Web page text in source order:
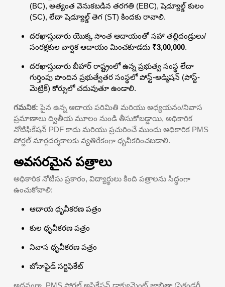
(BC), అత్యంత వెనుకబడిన తరగతి (EBC), షెడ్యూల్డ్ కులం
(SC), లేదా షెడ్యూల్డ్ తెగ (ST) కిందకు రావాలి.
దరఖాస్తుదారు యొక్క సొంత ఆదాయంతో సహా తల్లిదండ్రులు/
సంరక్షకుల వార్షిక ఆదాయం మించకూడదు ₹3,00,000.
దరఖాస్తుదారు బీహార్ రాష్ట్రంలో ఉన్న ప్రభుత్వ సంస్థ లేదా
గుర్తింపు పొందిన ప్రభుత్వేతర సంస్థలో పోస్ట్-అడ్మిషన్ (పోస్ట్-
మెట్రిక్) కోర్సులో చదువుతూ ఉండాలి.
గమనిక: పైన ఉన్న ఆదాయ పరిమితి మరియు అధ్యయనం/నివాస
ప్రమాణాలు ద్వితీయ మూలం నుండి తీసుకోబడ్డాయి, అధికారిక
నోటిఫికేషన్ PDF కాదు మరియు ప్రచురించే ముందు అధికారిక PMS
పోర్టల్ మార్గదర్శకాలకు వ్యతిరేకంగా ధృవీకరించబడాలి.
అవసరమైన పత్రాలు
అధికారిక నోటీసు ప్రకారం, విద్యార్థులు కింది పత్రాలను సిద్ధంగా
ఉంచుకోవాలి:
ఆదాయ ధృవీకరణ పత్రం
కుల ధృవీకరణ పత్రం
నివాస ధృవీకరణ పత్రం
బోనాఫైడ్ సర్టిఫికేట్
అదనంగా, PMS పోర్టల్ అప్లికేషన్ డాక్యుమెంట్ జాబితా (సెకండరీ